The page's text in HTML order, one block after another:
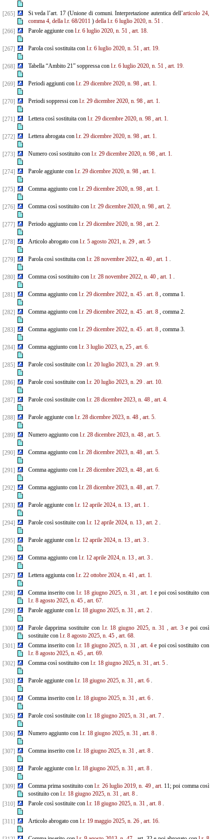
[265] Si veda l’art. 17 (Unione di comuni. Interpretazione autentica dell’articolo 24,
comma 4, della l.r. 68/2011) della l.r. 6 luglio 2020, n. 51.
[266]
Parole aggiunte con l.r. 6 luglio 2020, n. 51 , art. 18.
[267] Parola così sostituita con l.r. 6 luglio 2020, n. 51 , art. 19.
[268] Tabella “Ambito 21” soppressa con l.r. 6 luglio 2020, n. 51 , art. 19.
[269] Periodi aggiunti con l.r. 29 dicembre 2020, n. 98 , art. 1.
[270] Periodi soppressi con l.r. 29 dicembre 2020, n. 98 , art. 1.
[271] Lettera così sostituita con l.r. 29 dicembre 2020, n. 98 , art. 1.
[272] Lettera abrogata con l.r. 29 dicembre 2020, n. 98 , art. 1.
[273] Numero così sostituito con l.r. 29 dicembre 2020, n. 98 , art. 1.
[274] Parole aggiunte con l.r. 29 dicembre 2020, n. 98 , art. 1.
[275] Comma aggiunto con l.r. 29 dicembre 2020, n. 98 , art. 1.
[276] Comma così sostituito con l.r. 29 dicembre 2020, n. 98 , art. 2.
[277] Periodo aggiunto con l.r. 29 dicembre 2020, n. 98 , art. 2.
[278] Articolo abrogato con l.r. 5 agosto 2021, n. 29 , art. 5
[279] Parola così sostituita con l.r. 28 novembre 2022, n. 40 , art. 1.
[280] Comma così sostituito con l.r. 28 novembre 2022, n. 40 , art. 1.
[281] Comma aggiunto con l.r. 29 dicembre 2022, n. 45 . art. 8, comma 1.
[282] Comma aggiunto con l.r. 29 dicembre 2022, n. 45 . art. 8, comma 2.
[283] Comma aggiunto con l.r. 29 dicembre 2022, n. 45 . art. 8, comma 3.
[284] Comma aggiunto con l.r. 3 luglio 2023, n, 25 , art. 6.
[285] Parole così sostituite con l.r. 20 luglio 2023, n. 29 . art. 9.
[286] Parole così sostituite con l.r. 20 luglio 2023, n. 29 . art. 10.
[287] Parole così sostituite con l.r. 28 dicembre 2023, n. 48 , art. 4.
[288] Parole aggiunte con l.r. 28 dicembre 2023, n. 48 , art. 5.
[289] Numero aggiunto con l.r. 28 dicembre 2023, n. 48 , art. 5.
[290] Comma aggiunto con l.r. 28 dicembre 2023, n. 48 , art. 5.
[291] Comma aggiunto con l.r. 28 dicembre 2023, n. 48 , art. 6.
[292] Comma aggiunto con l.r. 28 dicembre 2023, n. 48 , art. 7.
[293] Parole aggiunte con l.r. 12 aprile 2024, n. 13 , art. 1.
[294] Parole così sostituite con l.r. 12 aprile 2024, n. 13 , art. 2.
[295] Parole aggiunte con l.r. 12 aprile 2024, n. 13 , art. 3.
[296] Comma aggiunto con l.r. 12 aprile 2024, n. 13 , art. 3.
[297] Lettera aggiunta con l.r. 22 ottobre 2024, n. 41 , art. 1.
[298] Comma inserito con l.r. 18 giugno 2025, n. 31 , art. 1e poi così sostituito con
l.r. 8 agosto 2025, n. 45 , art. 67.
[299]
Parole aggiunte con l.r. 18 giugno 2025, n. 31 , art. 2.
[300] Parole dapprima sostituite con l.r. 18 giugno 2025, n. 31 , art. 3e poi così
sostituite con l.r. 8 agosto 2025, n. 45 , art. 68.
[301]
Comma inserito con l.r. 18 giugno 2025, n. 31 , art. 4e poi così sostituito con
l.r. 8 agosto 2025, n. 45 , art. 69.
[302]
Comma così sostituito con l.r. 18 giugno 2025, n. 31 , art. 5.
[303] Parole aggiunte con l.r. 18 giugno 2025, n. 31 , art. 6.
[304] Comma inserito con l.r. 18 giugno 2025, n. 31 , art. 6.
[305] Parole così sostituite con l.r. 18 giugno 2025, n. 31 , art. 7.
[306] Numero aggiunto con l.r. 18 giugno 2025, n. 31 , art. 8.
[307] Comma inserito con l.r. 18 giugno 2025, n. 31 , art. 8.
[308] Parole aggiunte con l.r. 18 giugno 2025, n. 31 , art. 8.
[309] Comma prima sostituito conl.r. 26 luglio 2019, n. 49 , art. 11; poi comma così
sostituito con l.r. 18 giugno 2025, n. 31 , art. 8.
[310]
Parole così sostituite con l.r. 18 giugno 2025, n. 31 , art. 8.
[311] Articolo abrogato con l.r. 19 maggio 2025, n. 26 , art. 16.